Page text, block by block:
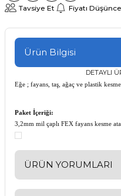
Tavsiye Et Fiyatı
Ürün Bilgisi
DETAYLI
Eğe ; fayans, taş, ağaç ve plastik
Paket İçeriği:
3,2mm mil çaplı FEX fayans kesme
ÜRÜN YORUMLARI